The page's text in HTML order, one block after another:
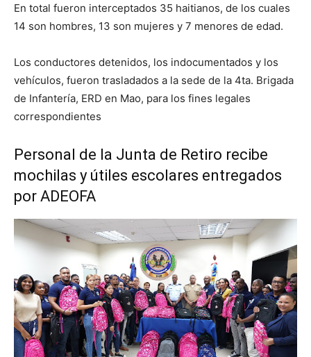
En total fueron interceptados 35 haitianos, de los cuales
14 son hombres, 13 son mujeres y 7 menores de edad.
Los conductores detenidos, los indocumentados y los
vehículos, fueron trasladados a la sede de la 4ta. Brigada
de Infantería, ERD en Mao, para los fines legales
correspondientes
Personal de la Junta de Retiro recibe
mochilas y útiles escolares entregados
por ADEOFA